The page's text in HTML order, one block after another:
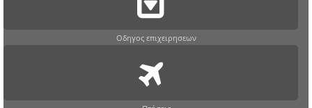
Οδηγος επιχειρησεων